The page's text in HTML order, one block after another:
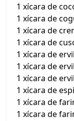
1 xícara de
1 xícara de
1 xícara de
1 xícara de
1 xícara de
1 xícara de
1 xícara de
1 xícara de
1 xícara de
1 xícara de